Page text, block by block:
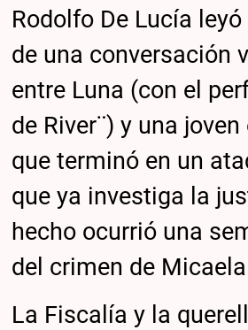
Rodolfo De Lucía
de una conversación
entre Luna (con el
de River¨) y una
que terminó en un
que ya investiga la
hecho ocurrió una
del crimen de
La Fiscalía y la